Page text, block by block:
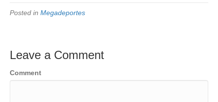
Posted in Megadeportes
Leave a Comment
Comment